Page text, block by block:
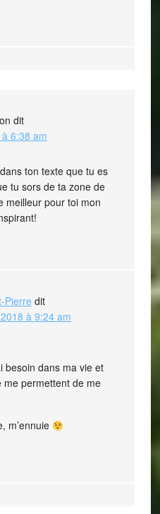
dit
6:38 am
ton texte que tu es
tu sors de ta zone de
meilleur pour toi mon
Pierre dit
à 9:24 am
besoin dans ma vie et
me permettent de me
m’ennuie